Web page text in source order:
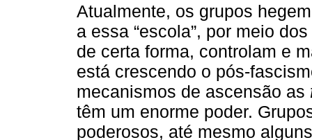
Atualmente, os grupos
a essa “escola”, por meio
de certa forma, controlam e
está crescendo o pós-
mecanismos de ascensão as
têm um enorme poder.
poderosos, até mesmo